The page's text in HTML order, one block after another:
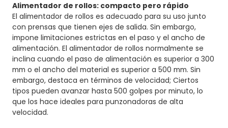
Alimentador de rollos: compacto pero rápido
El alimentador de rollos es adecuado para su uso junto
con prensas que tienen ejes de salida. Sin embargo,
impone limitaciones estrictas en el paso y el ancho de
alimentación. El alimentador de rollos normalmente se
inclina cuando el paso de alimentación es superior a 300
mm o el ancho del material es superior a 500 mm. Sin
embargo, destaca en términos de velocidad; Ciertos
tipos pueden avanzar hasta 500 golpes por minuto, lo
que los hace ideales para punzonadoras de alta
velocidad.